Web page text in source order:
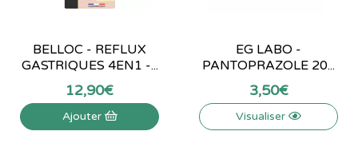
BELLOC - REFLUX
GASTRIQUES 4EN1 -...
12,90€
Ajouter
EG LABO -
PANTOPRAZOLE 20...
3,50€
Visualiser